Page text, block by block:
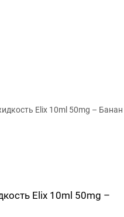
Elix 10ml 50mg –